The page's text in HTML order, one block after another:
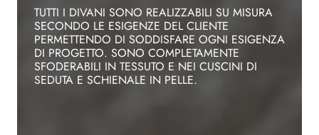
TUTTI I DIVANI SONO REALIZZABILI SU MISURA
SECONDO LE ESIGENZE DEL CLIENTE
PERMETTENDO DI SODDISFARE OGNI ESIGENZA
DI PROGETTO. SONO COMPLETAMENTE
SFODERABILI IN TESSUTO E NEI CUSCINI DI
SEDUTA E SCHIENALE IN PELLE.